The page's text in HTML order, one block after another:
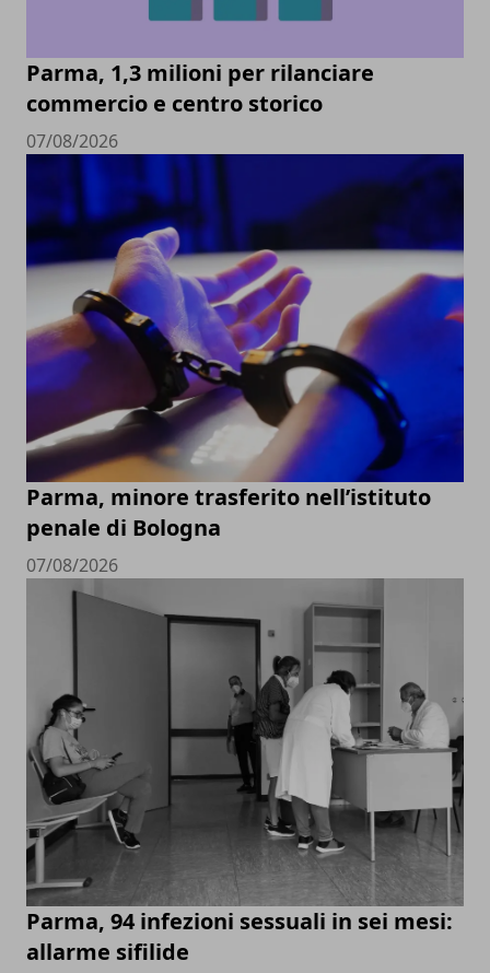
Parma, 1,3 milioni per rilanciare
commercio e centro storico
07/08/2026
Parma, minore trasferito nell’istituto
penale di Bologna
07/08/2026
Parma, 94 infezioni sessuali in sei mesi:
allarme sifilide